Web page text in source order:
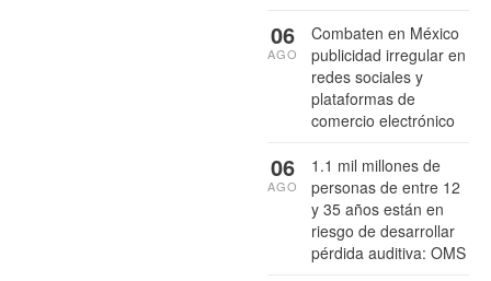
Combaten en México
publicidad irregular en
redes sociales y
plataformas de
comercio electrónico
06
AGO
1.1 mil millones de
personas de entre 12
y 35 años están en
riesgo de desarrollar
pérdida auditiva: OMS
06
AGO